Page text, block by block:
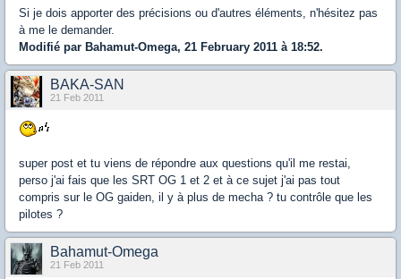
Si je dois apporter des précisions ou d'autres éléments, n'hésitez pas
à me le demander.
Modifié par Bahamut-Omega, 21 February 2011 à 18:52.
BAKA-SAN
21 Feb 2011
super post et tu viens de répondre aux questions qu'il me restai,
perso j'ai fais que les SRT OG 1 et 2 et à ce sujet j'ai pas tout
compris sur le OG gaiden, il y à plus de mecha ? tu contrôle que les
pilotes ?
Bahamut-Omega
21 Feb 2011